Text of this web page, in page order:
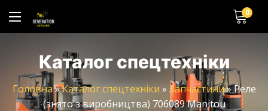
0
Каталог спецтехніки
Головна»Каталог спецтехніки » Запчастини»Реле
(знято з виробництва) 706089 Manitou